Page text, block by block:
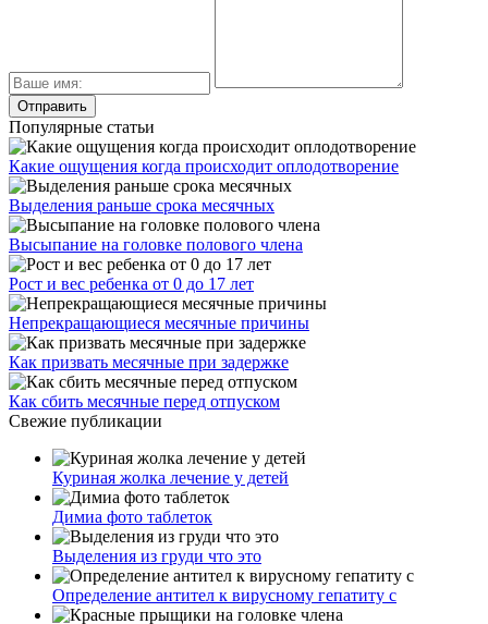
Популярные статьи
Какие ощущения когда происходит оплодотворение
Выделения раньше срока месячных
Высыпание на головке полового члена
Рост и вес ребенка от 0 до 17 лет
Непрекращающиеся месячные причины
Как призвать месячные при задержке
Как сбить месячные перед отпуском
Свежие публикации
Куриная жолка лечение у детей
Димиа фото таблеток
Выделения из груди что это
Определение антител к вирусному гепатиту с